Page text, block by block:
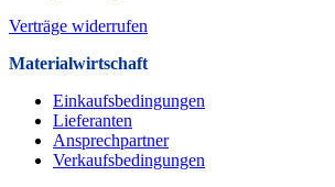
Verträge widerrufen
Materialwirtschaft
Einkaufsbedingungen
Lieferanten
Ansprechpartner
Verkaufsbeding­ungen